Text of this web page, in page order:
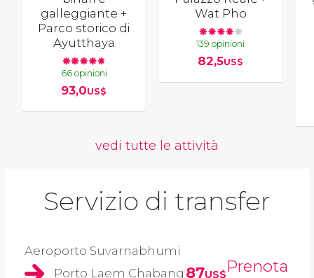
galleggiante +
Parco storico di
Ayutthaya
66 opinioni
93,0US$
Wat Pho
139 opinioni
82,5US$
vedi tutte le attività
Servizio di transfer
Aeroporto Suvarnabhumi
Porto Laem Chabang 87US$Prenota